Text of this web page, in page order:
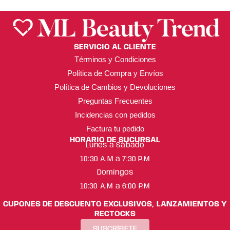
SERVICIO AL CLIENTE
Términos y Condiciones
Política de Compra y Envíos
Política de Cambios y Devoluciones
Preguntas Frecuentes
Incidencias con pedidos
Factura tu pedido
HORARIO DE SUCURSAL
Lunes a Sábado
10:30 A.M a 7:30 P.M
Domingos
10:30 A.M a 6:00 P.M
CUPONES DE DESCUENTO EXCLUSIVOS, LANZAMIENTOS Y
RECTOCKS